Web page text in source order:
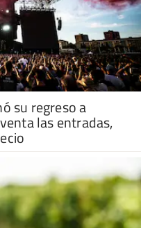
su regreso a
las entradas,